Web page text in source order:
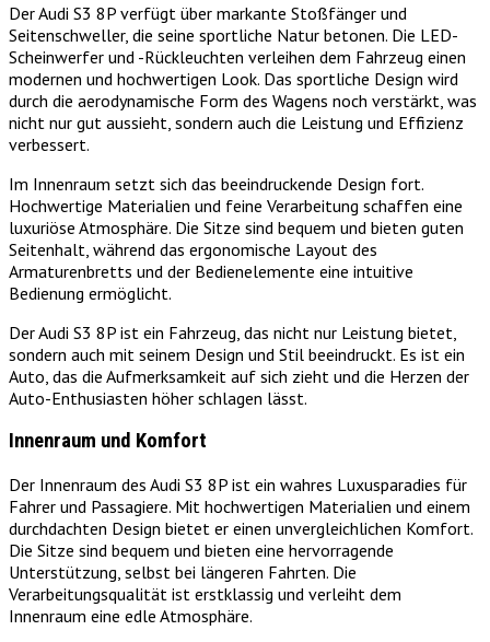
Der Audi S3 8P verfügt über markante Stoßfänger und
Seitenschweller, die seine sportliche Natur betonen. Die LED-
Scheinwerfer und -Rückleuchten verleihen dem Fahrzeug einen
modernen und hochwertigen Look. Das sportliche Design wird
durch die aerodynamische Form des Wagens noch verstärkt, was
nicht nur gut aussieht, sondern auch die Leistung und Effizienz
verbessert.
Im Innenraum setzt sich das beeindruckende Design fort.
Hochwertige Materialien und feine Verarbeitung schaffen eine
luxuriöse Atmosphäre. Die Sitze sind bequem und bieten guten
Seitenhalt, während das ergonomische Layout des
Armaturenbretts und der Bedienelemente eine intuitive
Bedienung ermöglicht.
Der Audi S3 8P ist ein Fahrzeug, das nicht nur Leistung bietet,
sondern auch mit seinem Design und Stil beeindruckt. Es ist ein
Auto, das die Aufmerksamkeit auf sich zieht und die Herzen der
Auto-Enthusiasten höher schlagen lässt.
Innenraum und Komfort
Der Innenraum des Audi S3 8P ist ein wahres Luxusparadies für
Fahrer und Passagiere. Mit hochwertigen Materialien und einem
durchdachten Design bietet er einen unvergleichlichen Komfort.
Die Sitze sind bequem und bieten eine hervorragende
Unterstützung, selbst bei längeren Fahrten. Die
Verarbeitungsqualität ist erstklassig und verleiht dem
Innenraum eine edle Atmosphäre.